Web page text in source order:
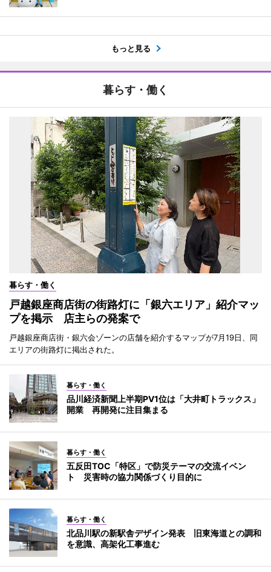
もっと見る
暮らす・働く
暮らす・働く
戸越銀座商店街の街路灯に「銀六エリア」紹介マッ
プを掲示 店主らの発案で
戸越銀座商店街・銀六会ゾーンの店舗を紹介するマップが7月19日、同
エリアの街路灯に掲出された。
暮らす・働く
品川経済新聞上半期PV1位は「大井町トラックス」
開業 再開発に注目集まる
暮らす・働く
五反田TOC「特区」で防災テーマの交流イベン
ト 災害時の協力関係づくり目的に
暮らす・働く
北品川駅の新駅舎デザイン発表 旧東海道との調和
を意識、高架化工事進む